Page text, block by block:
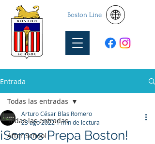
Boston Line
Entrada
Todas las entradas
After School
Todas las entradas
¡Somos Prepa Boston!
Arturo César Blas Romero
23 ago 2022 1 min de lectura